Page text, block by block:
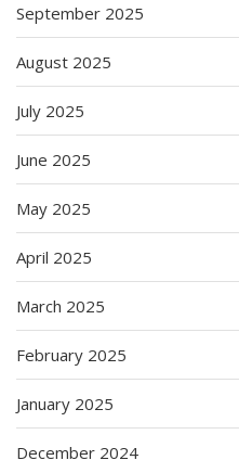
September 2025
August 2025
July 2025
June 2025
May 2025
April 2025
March 2025
February 2025
January 2025
December 2024